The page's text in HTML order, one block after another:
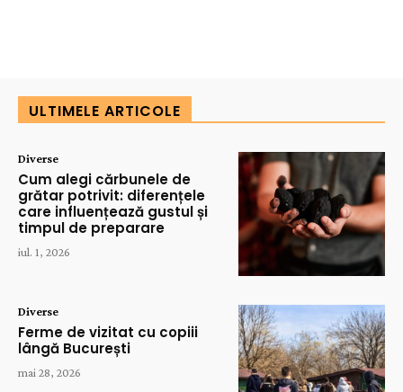
ULTIMELE ARTICOLE
Diverse
Cum alegi cărbunele de
grătar potrivit: diferențele
care influențează gustul și
timpul de preparare
iul. 1, 2026
Diverse
Ferme de vizitat cu copiii
lângă București
mai 28, 2026